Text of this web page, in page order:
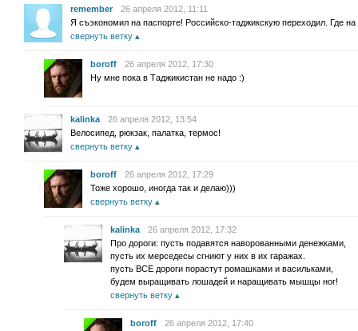
remember
26 апреля 2012, 11:11
Я съэкономил на паспорте! Российско-таджикскую переходил. Где
свернуть ветку
boroff
26 апреля 2012, 17:30
Ну мне пока в Таджикистан не надо :)
kalinka
26 апреля 2012, 13:54
Велосипед, рюкзак, палатка, термос!
свернуть ветку
boroff
26 апреля 2012, 17:29
Тоже хорошо, иногда так и делаю)))
свернуть ветку
kalinka
26 апреля 2012, 17:32
Про дороги: пусть подавятся наворованными денежками,
пусть их мерседесы сгниют у них в их гаражах.
пусть ВСЕ дороги порастут ромашками и васильками,
будем выращивать лошадей и наращивать мышцы ног!
свернуть ветку
boroff
26 апреля 2012, 17:40